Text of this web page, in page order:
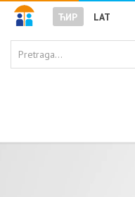
ЋИР LAT